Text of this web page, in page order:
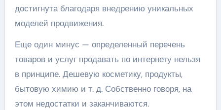
достигнута благодаря внедрению уникальных
моделей продвижения.
Еще один минус — определенный перечень
товаров и услуг продавать по интернету нельзя
в принципе. Дешевую косметику, продукты,
бытовую химию и т. д. Собственно говоря, на
этом недостатки и заканчиваются.